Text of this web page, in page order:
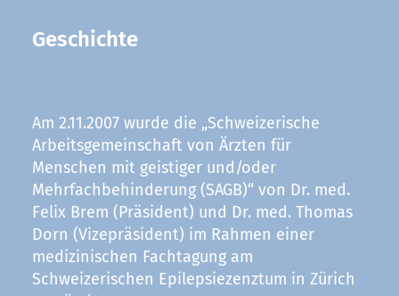
Geschichte
Am 2.11.2007 wurde die „Schweizerische
Arbeitsgemeinschaft von Ärzten für
Menschen mit geistiger und/oder
Mehrfachbehinderung (SAGB)“ von Dr. med.
Felix Brem (Präsident) und Dr. med. Thomas
Dorn (Vizepräsident) im Rahmen einer
medizinischen Fachtagung am
Schweizerischen Epilepsiezenztum in Zürich